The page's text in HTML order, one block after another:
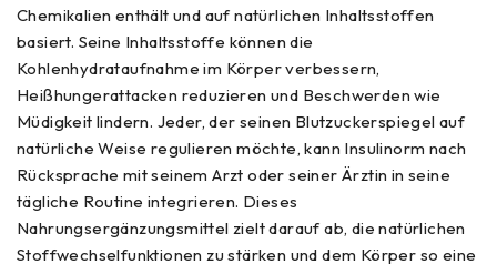
Chemikalien enthält und auf natürlichen Inhaltsstoffen
basiert. Seine Inhaltsstoffe können die
Kohlenhydrataufnahme im Körper verbessern,
Heißhungerattacken reduzieren und Beschwerden wie
Müdigkeit lindern. Jeder, der seinen Blutzuckerspiegel auf
natürliche Weise regulieren möchte, kann Insulinorm nach
Rücksprache mit seinem Arzt oder seiner Ärztin in seine
tägliche Routine integrieren. Dieses
Nahrungsergänzungsmittel zielt darauf ab, die natürlichen
Stoffwechselfunktionen zu stärken und dem Körper so eine